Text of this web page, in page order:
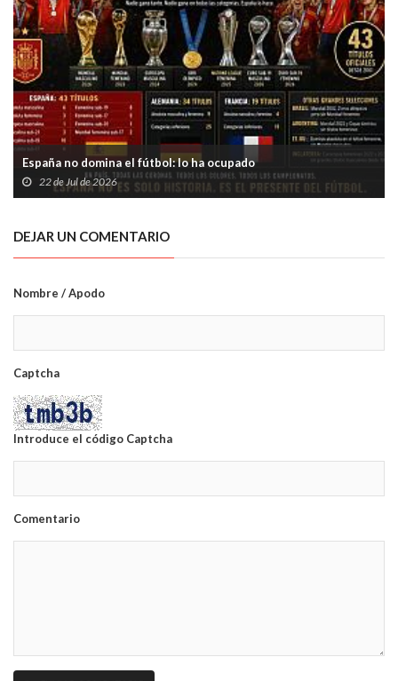
España no domina el fútbol: lo ha ocupado
22 de Jul de 2026
DEJAR UN COMENTARIO
Nombre / Apodo
Captcha
Introduce el código Captcha
Comentario